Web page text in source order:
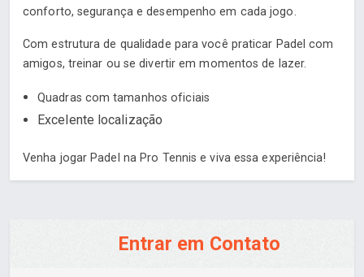
conforto, segurança e desempenho em cada jogo.
Com estrutura de qualidade para você praticar Padel com
amigos, treinar ou se divertir em momentos de lazer.
Quadras com tamanhos oficiais
Excelente localização
Venha jogar Padel na Pro Tennis e viva essa experiência!
Entrar em Contato